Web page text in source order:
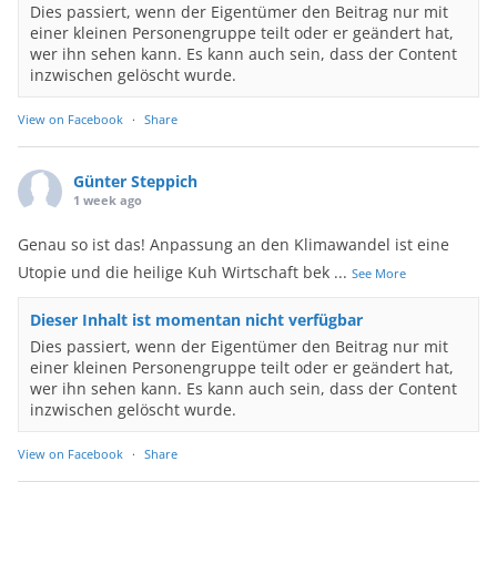
Dies passiert, wenn der Eigentümer den Beitrag nur mit
einer kleinen Personengruppe teilt oder er geändert hat,
wer ihn sehen kann. Es kann auch sein, dass der Content
inzwischen gelöscht wurde.
View on Facebook · Share
Günter Steppich
1 week ago
Genau so ist das! Anpassung an den Klimawandel ist eine
Utopie und die heilige Kuh Wirtschaft bek ... See More
Dieser Inhalt ist momentan nicht verfügbar
Dies passiert, wenn der Eigentümer den Beitrag nur mit
einer kleinen Personengruppe teilt oder er geändert hat,
wer ihn sehen kann. Es kann auch sein, dass der Content
inzwischen gelöscht wurde.
View on Facebook · Share